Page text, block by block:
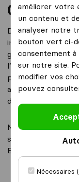
améliorer votre
un contenu et
analyser notre
bouton vert ci-
consentement
sur notre site.
modifier vos
pouvez
Nécessaires
Qui
internet
gratuitement les
l’international, afin
plus, nous
aide à la lecture de
déménageur.
Notre organisation
serrés, les
Belges. Les
Une grande